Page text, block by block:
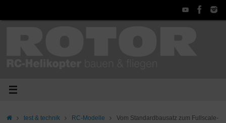
Starttest & technik RC-Modelle
Vom Standardbausatz zum Fullscale-